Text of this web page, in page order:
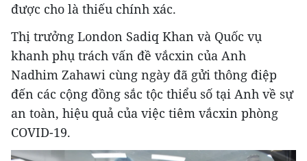
được cho là thiếu chính xác.
Thị trưởng London Sadiq Khan và Quốc vụ
khanh phụ trách vấn đề vắcxin của Anh
Nadhim Zahawi cùng ngày đã gửi thông điệp
đến các cộng đồng sắc tộc thiểu số tại Anh về sự
an toàn, hiệu quả của việc tiêm vắcxin phòng
COVID-19.